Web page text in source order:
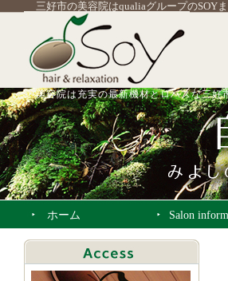
三好市の美容院はqualiaグループのSOY
美容院は充実の最新機材とロハスな三好
ホーム Salon